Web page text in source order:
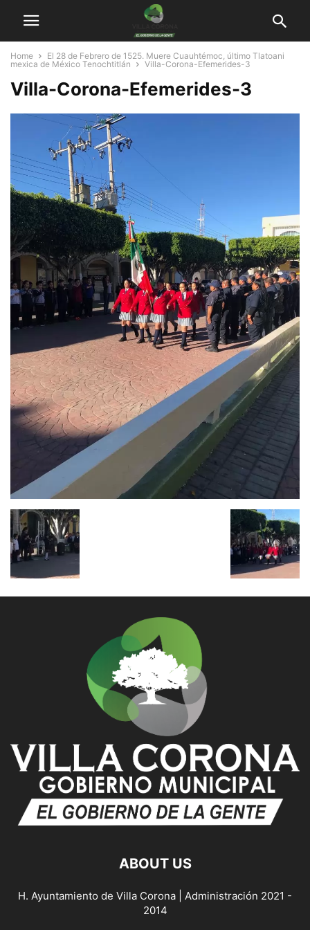
Home
El 28 de Febrero de 1525. Muere Cuauhtémoc, último Tlatoani
mexica de México Tenochtitlán
Villa-Corona-Efemerides-3
Villa-Corona-Efemerides-3
ABOUT US
H. Ayuntamiento de Villa Corona | Administración 2021 -
2014